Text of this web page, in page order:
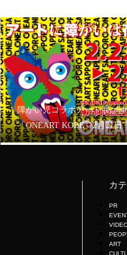
障がい児コラボアート展が
「ONEART KOBE」2月21日
カ
PR
ART